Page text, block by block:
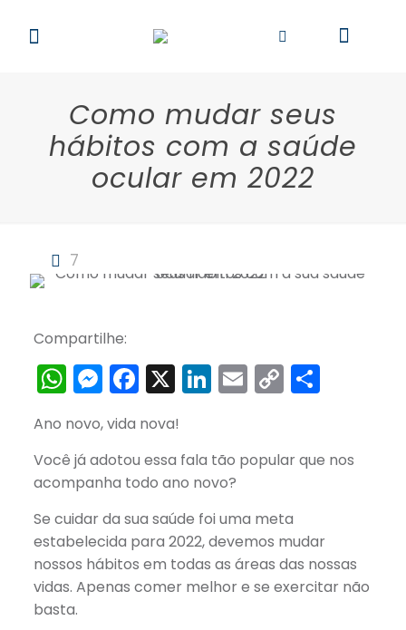
Como mudar seus
hábitos com a saúde
ocular em 2022
7
Compartilhe:
WhatsApp
Messenger
Facebook
X LinkedIn
Email
Copy
Link
Share
Ano novo, vida nova!
Você já adotou essa fala tão popular que nos
acompanha todo ano novo?
Se cuidar da sua saúde foi uma meta
estabelecida para 2022, devemos mudar
nossos hábitos em todas as áreas das nossas
vidas. Apenas comer melhor e se exercitar não
basta.